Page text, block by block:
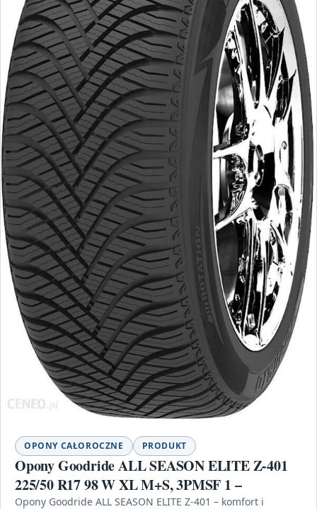
OPONY CAŁOROCZNE PRODUKT
Opony Goodride ALL SEASON ELITE Z-401
225/50 R17 98 W XL M+S, 3PMSF 1 –
Opony Goodride ALL SEASON ELITE Z-401 – komfort i